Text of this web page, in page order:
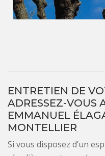
ENTRETIEN DE
ADRESSEZ-VOUS
EMMANUEL
MONTELLIER
Si vous disposez d’un